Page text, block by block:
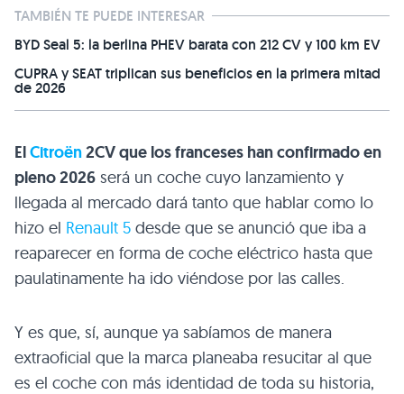
TAMBIÉN TE PUEDE INTERESAR
BYD Seal 5: la berlina PHEV barata con 212 CV y 100 km EV
CUPRA y SEAT triplican sus beneficios en la primera mitad
de 2026
ElCitroën2CV que los franceses han confirmado en
pleno 2026 será un coche cuyo lanzamiento y
llegada al mercado dará tanto que hablar como lo
hizo el Renault 5 desde que se anunció que iba a
reaparecer en forma de coche eléctrico hasta que
paulatinamente ha ido viéndose por las calles.
Y es que, sí, aunque ya sabíamos de manera
extraoficial que la marca planeaba resucitar al que
es el coche con más identidad de toda su historia,